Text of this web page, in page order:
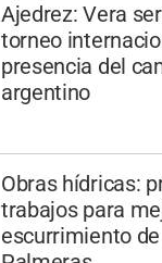
Ajedrez: Vera
torneo
presencia del
argentino
Obras hídricas:
trabajos para
escurrimiento